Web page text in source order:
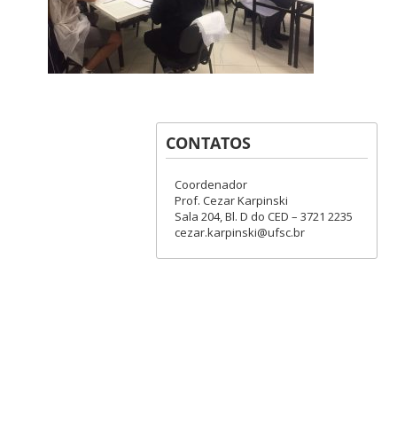
CONTATOS
Coordenador
Prof. Cezar Karpinski
Sala 204, Bl. D do CED – 3721 2235
cezar.karpinski@ufsc.br